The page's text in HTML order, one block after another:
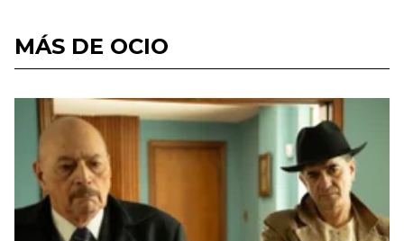
MÁS DE OCIO